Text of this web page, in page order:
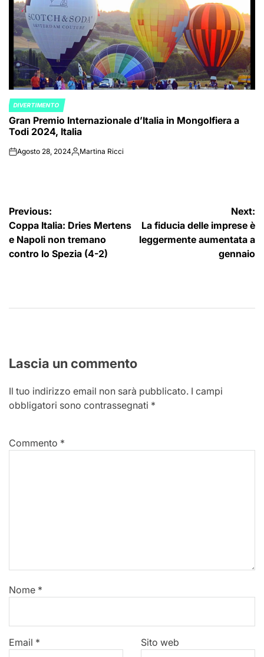
POSTED
IN
DIVERTIMENTO
Gran Premio Internazionale d’Italia in Mongolfiera a
Todi 2024, Italia
onAgosto 28, 2024PostedMartina Ricci
Navigazione
articoli
Previous:
Coppa Italia: Dries Mertens
e Napoli non tremano
contro lo Spezia (4-2)
Next:
La fiducia delle imprese è
leggermente aumentata a
gennaio
Lascia un commento
Il tuo indirizzo email non sarà pubblicato. I campi
obbligatori sono contrassegnati *
Commento *
Nome *
Email * Sito web